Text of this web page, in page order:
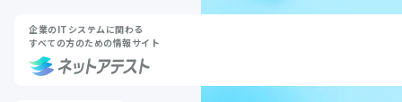
企業のITシステムに関わる
すべての方のための情報サイト